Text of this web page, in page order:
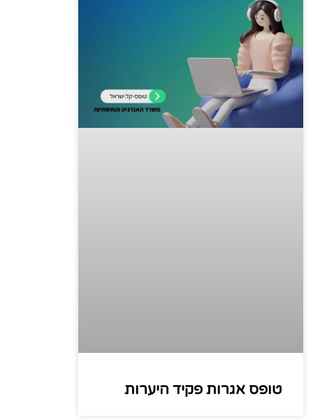
טופס אגרות פקיד היערות